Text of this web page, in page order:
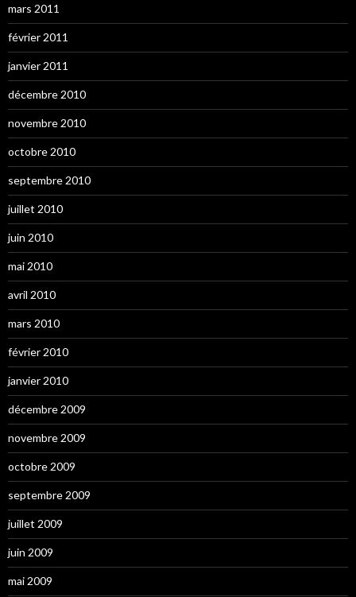
mars 2011
février 2011
janvier 2011
décembre 2010
novembre 2010
octobre 2010
septembre 2010
juillet 2010
juin 2010
mai 2010
avril 2010
mars 2010
février 2010
janvier 2010
décembre 2009
novembre 2009
octobre 2009
septembre 2009
juillet 2009
juin 2009
mai 2009